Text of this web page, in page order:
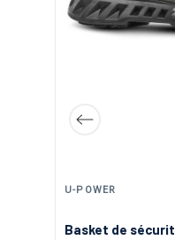
U-POWER
Basket de